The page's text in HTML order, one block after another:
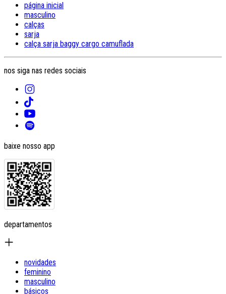
página inicial
masculino
calças
sarja
calça sarja baggy cargo camuflada
nos siga nas redes sociais
baixe nosso app
departamentos
novidades
feminino
masculino
básicos